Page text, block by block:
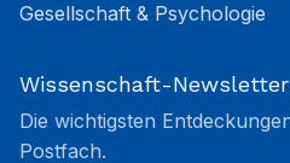
Gesellschaft & Psychologie
Wissenschaft-Newsletter
Die wichtigsten
Postfach.